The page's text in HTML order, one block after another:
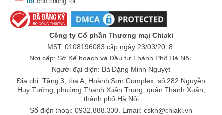
Trong quá trình sử dụng bạn cần thường xuyên kiểm tra,
đánh giá tình trạng vấn đề của mình để nhận thấy được kết
quả mà sản phẩm mang tới
Sản phẩm hỗ trợ xương khớp không dùng cho người dưới 18
tuổi, phụ nữ có thai, đang cho con bú, …
Trong quá trình sử dụng, người dùng gặp vấn đề bất thường
thì nên dừng sử dụng và hỏi tư vấn bác sĩ chuyên môn.
Top thương hiệu & sản phẩm hỗ trợ xương khớp - thoái
hóa khớp
Công ty Cổ phần Thương mại Chiaki
MST: 0108196083 cấp ngày 23/03/2018.
Nơi cấp: Sở Kế hoạch và Đầu tư Thành Phố Hà Nội.
Người đại diện: Bà Đặng Minh Nguyệt
Địa chỉ: Tầng 3, tòa A, Hoành Sơn Complex, số 282 Nguyễn
Huy Tưởng, phường Thanh Xuân Trung, quận Thanh Xuân,
thành phố Hà Nội
Số điện thoại: 0932.888.300. Email: cskh@chiaki.vn